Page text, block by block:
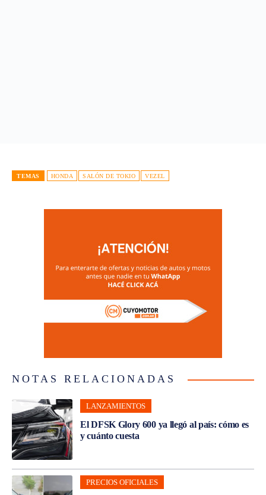
TEMAS HONDA SALÓN DE TOKIO VEZEL
NOTAS RELACIONADAS
LANZAMIENTOS
El DFSK Glory 600 ya llegó al país: cómo es
y cuánto cuesta
PRECIOS OFICIALES